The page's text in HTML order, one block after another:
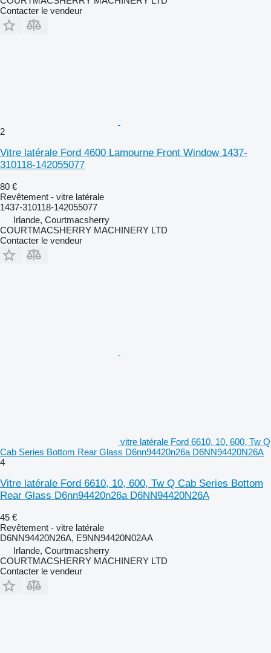
Contacter le vendeur
2
Vitre latérale Ford 4600 Lamourne Front Window 1437-
310118-142055077
80 €
Revêtement - vitre latérale
1437-310118-142055077
Irlande, Courtmacsherry
COURTMACSHERRY MACHINERY LTD
Contacter le vendeur
vitre latérale Ford 6610, 10, 600, Tw Q
Cab Series Bottom Rear Glass D6nn94420n26a D6NN94420N26A
4
Vitre latérale Ford 6610, 10, 600, Tw Q Cab Series Bottom
Rear Glass D6nn94420n26a D6NN94420N26A
45 €
Revêtement - vitre latérale
D6NN94420N26A, E9NN94420N02AA
Irlande, Courtmacsherry
COURTMACSHERRY MACHINERY LTD
Contacter le vendeur